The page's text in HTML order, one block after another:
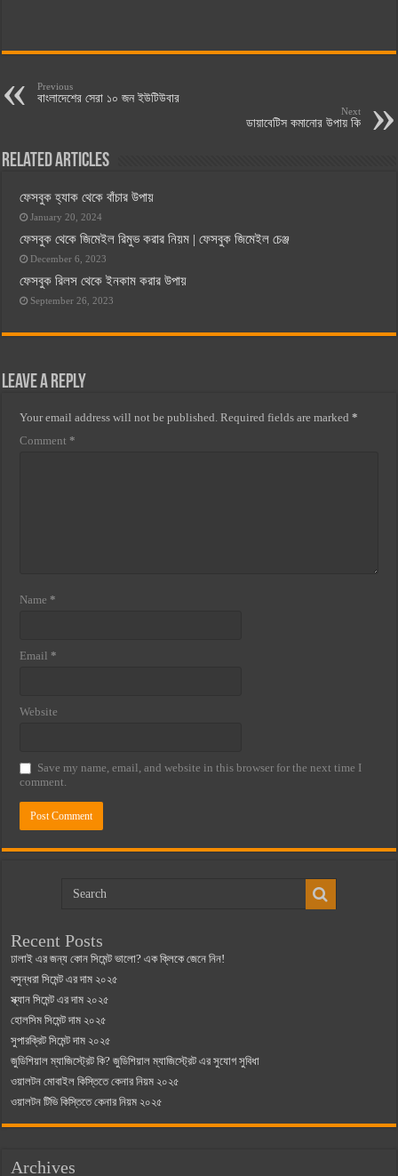
Previous
বাংলাদেশের সেরা ১০ জন ইউটিউবার
Next
ডায়াবেটিস কমানোর উপায় কি
Related Articles
ফেসবুক হ্যাক থেকে বাঁচার উপায়
January 20, 2024
ফেসবুক থেকে জিমেইল রিমুভ করার নিয়ম | ফেসবুক জিমেইল চেঞ্জ
December 6, 2023
ফেসবুক রিলস থেকে ইনকাম করার উপায়
September 26, 2023
Leave a Reply
Your email address will not be published. Required fields are marked*
Comment *
Name *
Email *
Website
Save my name, email, and website in this browser for the next time I
comment.
Recent Posts
ঢালাই এর জন্য কোন সিমেন্ট ভালো? এক ক্লিকে জেনে নিন!
বসুন্ধরা সিমেন্ট এর দাম ২০২৫
স্ক্যান সিমেন্ট এর দাম ২০২৫
হোলসিম সিমেন্ট দাম ২০২৫
সুপারক্রিট সিমেন্ট দাম ২০২৫
জুডিশিয়াল ম্যাজিস্ট্রেট কি? জুডিশিয়াল ম্যাজিস্ট্রেট এর সুযোগ সুবিধা
ওয়ালটন মোবাইল কিস্তিতে কেনার নিয়ম ২০২৫
ওয়ালটন টিভি কিস্তিতে কেনার নিয়ম ২০২৫
Archives